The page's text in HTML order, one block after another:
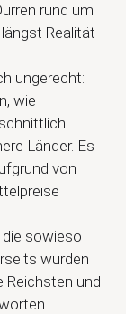
rund um
Realität
ungerecht:
wie
Länder. Es
von
sowieso
wurden
Reichsten und